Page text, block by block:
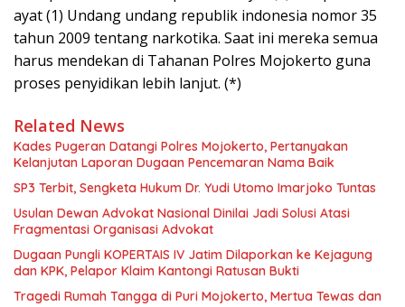
ayat (1) Undang undang republik indonesia nomor 35
tahun 2009 tentang narkotika. Saat ini mereka semua
harus mendekan di Tahanan Polres Mojokerto guna
proses penyidikan lebih lanjut. (*)
Related News
Kades Pugeran Datangi Polres Mojokerto, Pertanyakan
Kelanjutan Laporan Dugaan Pencemaran Nama Baik
SP3 Terbit, Sengketa Hukum Dr. Yudi Utomo Imarjoko Tuntas
Usulan Dewan Advokat Nasional Dinilai Jadi Solusi Atasi
Fragmentasi Organisasi Advokat
Dugaan Pungli KOPERTAIS IV Jatim Dilaporkan ke Kejagung
dan KPK, Pelapor Klaim Kantongi Ratusan Bukti
Tragedi Rumah Tangga di Puri Mojokerto, Mertua Tewas dan